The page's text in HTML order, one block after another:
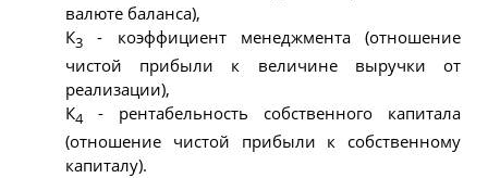
валюте баланса),
К3 - коэффициент менеджмента (отношение
чистой прибыли к величине выручки от
реализации),
К4 - рентабельность собственного капитала
(отношение чистой прибыли к собственному
капиталу).